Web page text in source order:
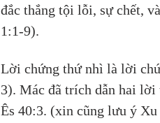
đắc thắng tội lỗi, sự chết,
1:1-9).
Lời chứng thứ nhì là lời
3). Mác đã trích dẫn hai
Ês 40:3. (xin cũng lưu ý